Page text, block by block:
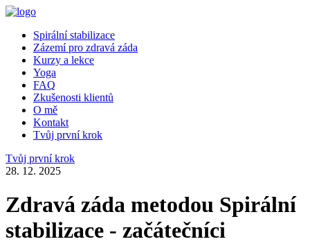
Spirální stabilizace
Zázemí pro zdravá záda
Kurzy a lekce
Yoga
FAQ
Zkušenosti klientů
O mě
Kontakt
Tvůj první krok
Tvůj první krok
28. 12. 2025
Zdravá záda metodou Spirální
stabilizace - začátečníci